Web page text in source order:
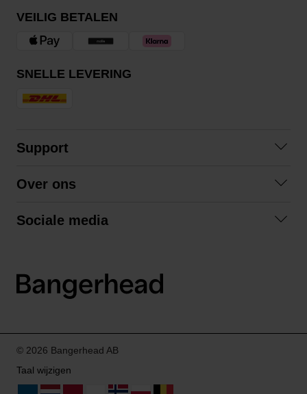
VEILIG BETALEN
SNELLE LEVERING
Support
Algemene voorwaarden
Over ons
Sociale media
LinkedIn
© 2026 Bangerhead AB
Taal wijzigen